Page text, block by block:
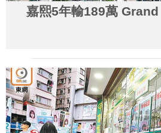
嘉熙5年輸189萬